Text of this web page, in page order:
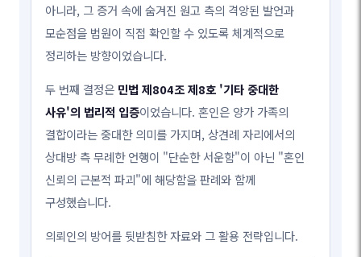
아니라, 그 증거 속에 숨겨진 원고 측의 격앙된 발언과
모순점을 법원이 직접 확인할 수 있도록 체계적으로
정리하는 방향이었습니다.
두 번째 결정은 민법 제804조 제8호 '기타 중대한
사유'의 법리적 입증이었습니다. 혼인은 양가 가족의
결합이라는 중대한 의미를 가지며, 상견례 자리에서의
상대방 측 무례한 언행이 "단순한 서운함"이 아닌 "혼인
신뢰의 근본적 파괴"에 해당함을 판례와 함께
구성했습니다.
의뢰인의 방어를 뒷받침한 자료와 그 활용 전략입니다.